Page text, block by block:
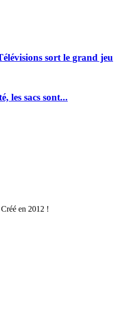
sort le grand jeu
les sacs sont...
en 2012 !